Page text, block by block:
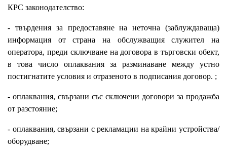
КРС законодателство:
- твърдения за предоставяне на неточна (заблуждаваща)
информация от страна на обслужващия служител на
оператора, преди сключване на договора в търговски обект,
в това число оплаквания за разминаване между устно
постигнатите условия и отразеното в подписания договор. ;
- оплаквания, свързани със сключени договори за продажба
от разстояние;
- оплаквания, свързани с рекламации на крайни устройства/
оборудване;